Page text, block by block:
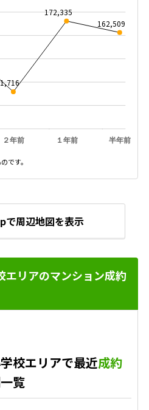
２年前 １年前 半年前
172,335
162,509
です。
で周辺地図を表示
エリアのマンション成約
校エリアで最近成約
覧